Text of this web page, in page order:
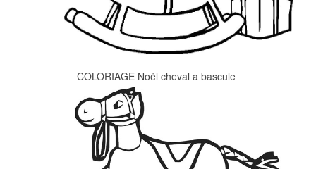
COLORIAGE Noël cheval a bascule